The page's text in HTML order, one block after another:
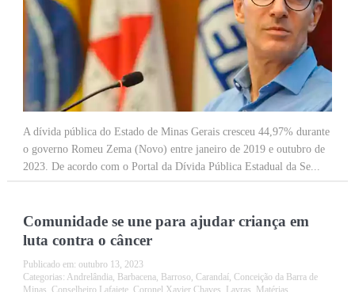
A dívida pública do Estado de Minas Gerais cresceu 44,97% durante
o governo Romeu Zema (Novo) entre janeiro de 2019 e outubro de
2023. De acordo com o Portal da Dívida Pública Estadual da Se...
Comunidade se une para ajudar criança em
luta contra o câncer
Publicado em: outubro 13, 2023
Categorias: Andrelândia, Barbacena, Barroso, Carandaí, Conceição da Barra de
Minas Conselheiro Lafaiete, Coronel Xavier Chaves Lavras Matérias